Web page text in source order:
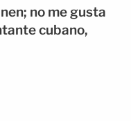
no me gusta
cubano,